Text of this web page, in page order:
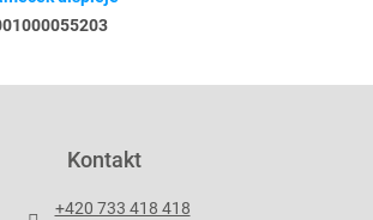
Kontakt
+420 733 418 418